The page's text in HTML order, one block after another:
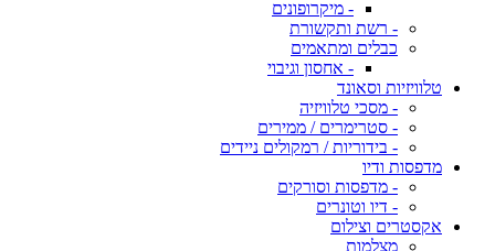
- מיקרופונים
- רשת ותקשורת
כבלים ומתאמים
- אחסון וגיבוי
טלוויזיות וסאונד
- מסכי טלוויזיה
- סטרימרים / ממירים
- בידוריות / רמקולים ניידים
מדפסות ודיו
- מדפסות וסורקים
- דיו וטונרים
אקסטרים וצילום
מצלמות